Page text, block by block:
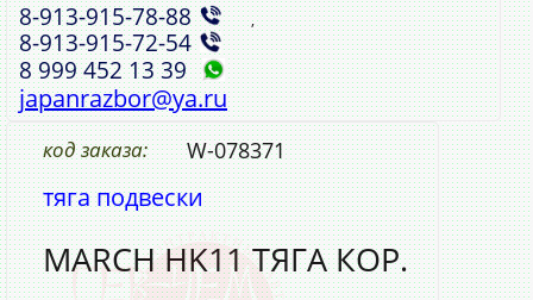
8‑913‑915‑78‑88 ,
8‑913‑915‑72‑54
8 999 452 13 39
japanrazbor@ya.ru
код заказа: W-078371
тяга подвески
MARCH HK11 ТЯГА КОР.